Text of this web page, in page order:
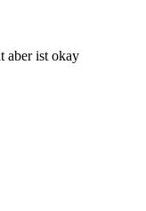
aber ist okay